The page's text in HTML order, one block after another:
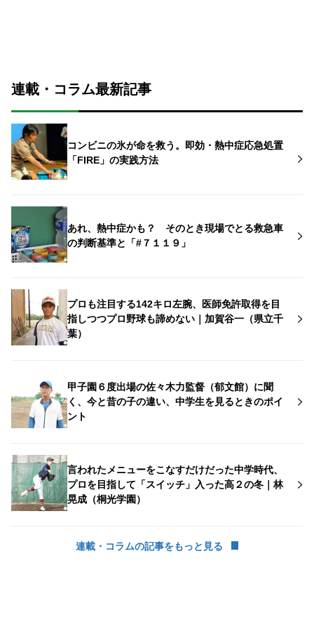
連載・コラム最新記事
コンビニの氷が命を救う。即効・熱中症応急処置
「FIRE」の実践方法
あれ、熱中症かも？ そのとき現場でとる救急車
の判断基準と「#７１１９」
プロも注目する142キロ左腕、医師免許取得を目
指しつつプロ野球も諦めない｜加賀谷一（県立千
葉）
甲子園６度出場の佐々木力監督（郁文館）に聞
く、今と昔の子の違い、中学生を見るときのポイ
ント
言われたメニューをこなすだけだった中学時代、
プロを目指して「スイッチ」入った高２の冬｜林
晃成（桐光学園）
連載・コラムの記事をもっと見る